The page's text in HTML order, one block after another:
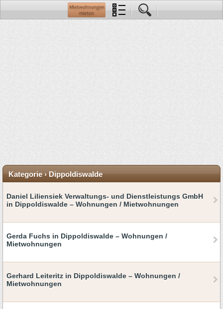
Kategorie › Dippoldiswalde
Daniel Liliensiek Verwaltungs- und Dienstleistungs GmbH
in Dippoldiswalde – Wohnungen / Mietwohnungen
Gerda Fuchs in Dippoldiswalde – Wohnungen /
Mietwohnungen
Gerhard Leiteritz in Dippoldiswalde – Wohnungen /
Mietwohnungen